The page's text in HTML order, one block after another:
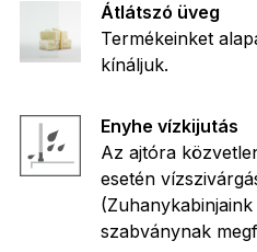
Átlátszó üveg
Termékeinket
kínáljuk.
Enyhe vízkijutás
Az ajtóra
esetén
(Zuhanykabinjaink
szabványnak